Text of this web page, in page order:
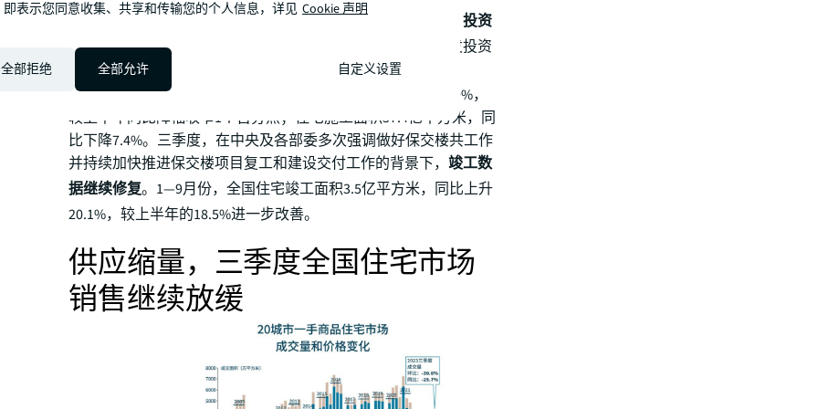
三季度，住宅投资延续承压态势，房企投资意愿度仍显不足，投资
累计同比降幅继续扩大
。2023年前三个季度，全国房地产开发投资
8.7万亿元，同比下降9.1%；其中住宅投资6.6万亿，同比下降
8.4%。1—9月份，住宅新开工面积5.3亿平方米，同比下降23.9%，
较上半年同比降幅收窄1个百分点；住宅施工面积57.4亿平方米，同
比下降7.4%。三季度，在中央及各部委多次强调做好保交楼共工作
并持续加快推进保交楼项目复工和建设交付工作的背景下，竣工数
据继续修复。1—9月份，全国住宅竣工面积3.5亿平方米，同比上升
20.1%，较上半年的18.5%进一步改善。
供应缩量，三季度全国住宅市场
销售继续放缓
即表示您同意收集、共享和传输您的个人信息，详见 Cookie 声明
全部拒绝 全部允许 自定义设置